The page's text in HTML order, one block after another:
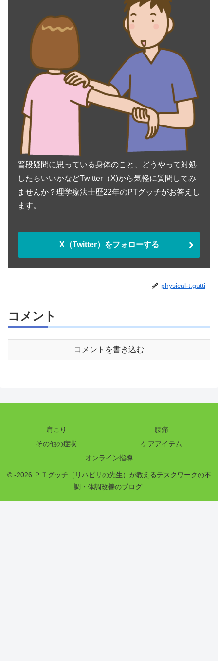
普段疑問に思っている身体のこと、どうやって対処
したらいいかなどTwitter（X)から気軽に質問してみ
ませんか？理学療法士歴22年のPTグッチがお答えし
ます。
X（Twitter）をフォローする
physical-t.gutti
コメント
コメントを書き込む
肩こり
腰痛
その他の症状
ケアアイテム
オンライン指導
© -2026 ＰＴグッチ（リハビリの先生）が教えるデスクワークの不
調・体調改善のブログ.